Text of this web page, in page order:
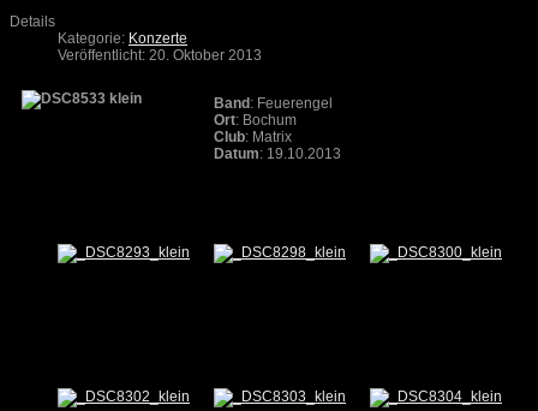
Details
Kategorie: Konzerte
Veröffentlicht: 20. Oktober 2013
Band : Feuerengel
Ort: Bochum
Club: Matrix
Datum: 19.10.2013